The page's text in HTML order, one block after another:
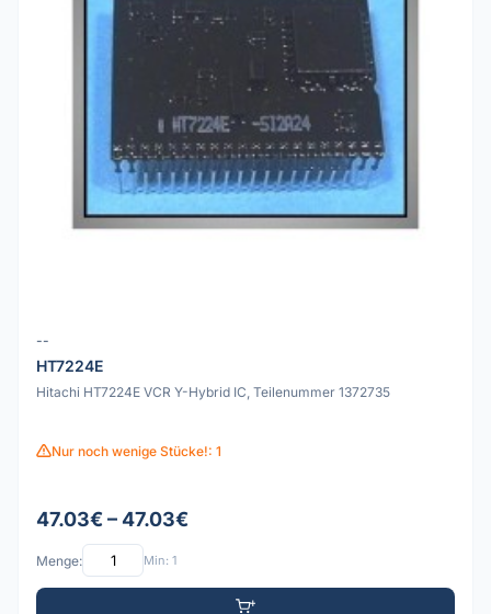
--
HT7224E
Hitachi HT7224E VCR Y-Hybrid IC, Teilenummer 1372735
Nur noch wenige Stücke!: 1
47.03€ – 47.03€
Menge: Min: 1